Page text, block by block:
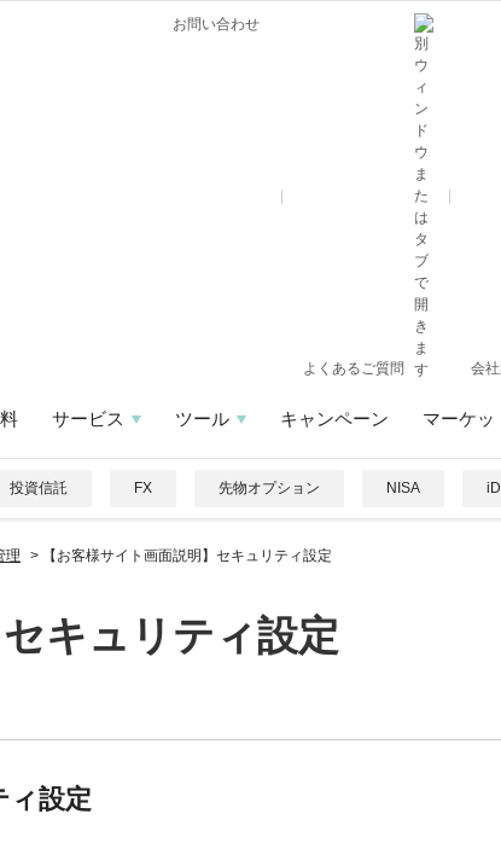
お問い合わせ
よくあるご質問 会
サービス ツール キャンペーン マーケッ
投資信託 FX 先物オプション NISA
理 > 【お客様サイト画面説明】セキュリティ設定
キュリティ設定
ィ設定